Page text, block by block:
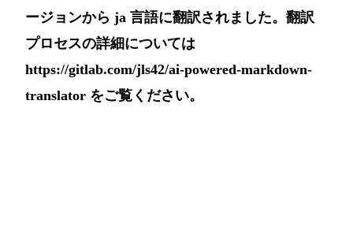
ージョンから ja 言語に翻訳されました。翻訳
プロセスの詳細については
https://gitlab.com/jls42/ai-powered-markdown-
translator をご覧ください。